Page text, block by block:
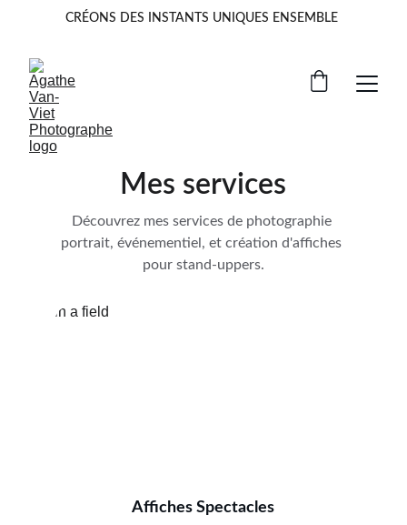
CRÉONS DES INSTANTS UNIQUES ENSEMBLE
Mes services
Découvrez mes services de photographie
portrait, événementiel, et création d'affiches
pour stand-uppers.
Affiches Spectacles